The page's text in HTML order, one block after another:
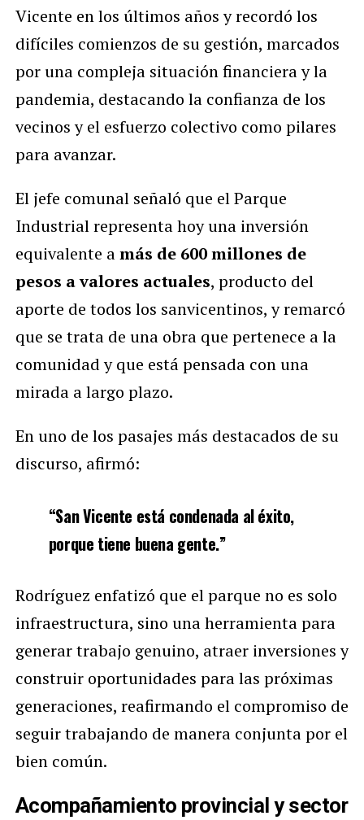
Vicente en los últimos años y recordó los
difíciles comienzos de su gestión, marcados
por una compleja situación financiera y la
pandemia, destacando la confianza de los
vecinos y el esfuerzo colectivo como pilares
para avanzar.
El jefe comunal señaló que el Parque
Industrial representa hoy una inversión
equivalente amás de 600 millones de
pesos a valores actuales, producto del
aporte de todos los sanvicentinos, y remarcó
que se trata de una obra que pertenece a la
comunidad y que está pensada con una
mirada a largo plazo.
En uno de los pasajes más destacados de su
discurso, afirmó:
“San Vicente está condenada al éxito,
porque tiene buena gente.”
Rodríguez enfatizó que el parque no es solo
infraestructura, sino una herramienta para
generar trabajo genuino, atraer inversiones y
construir oportunidades para las próximas
generaciones, reafirmando el compromiso de
seguir trabajando de manera conjunta por el
bien común.
Acompañamiento provincial y sector